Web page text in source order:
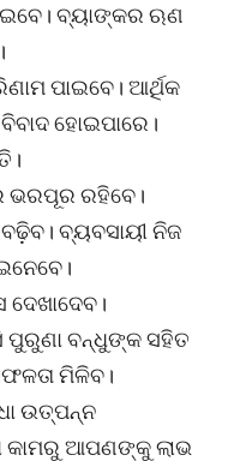
ବ୍ୟାଙ୍କର ଋଣ
ପାଇବେ। ଆର୍ଥିକ
ହୋଇପାରେ।
ଭରପୂର ରହିବେ।
ବ୍ୟବସାୟୀ ନିଜ
ପୁରୁଣା ବନ୍ଧୁଙ୍କ ସହିତ
ମିଳିବ।
ଉତ୍ପନ୍ନ
କାମରୁ ଆପଣଙ୍କୁ ଲାଭ